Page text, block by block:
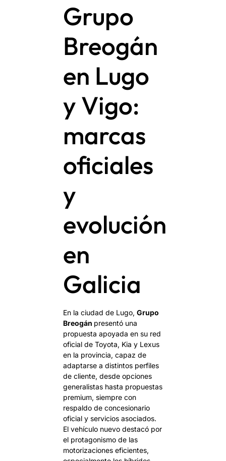
Grupo
Breogán
en Lugo
y Vigo:
marcas
oficiales
y
evolución
en
Galicia
En la ciudad de Lugo,Grupo
Breogán presentó una
propuesta apoyada en su red
oficial de Toyota, Kia y Lexus
en la provincia, capaz de
adaptarse a distintos perfiles
de cliente, desde opciones
generalistas hasta propuestas
premium, siempre con
respaldo de concesionario
oficial y servicios asociados.
El vehículo nuevo destacó por
el protagonismo de las
motorizaciones eficientes,